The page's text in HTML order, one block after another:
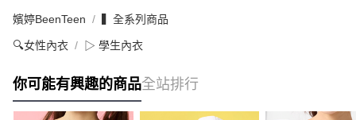
嬪婷BeenTeen ▍全系列商品
🔍女性內衣 ▷ 學生內衣
你可能有興趣的商品全站排行